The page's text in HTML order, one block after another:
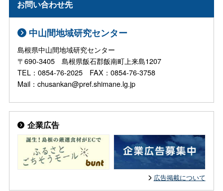
お問い合わせ先
中山間地域研究センター
島根県中山間地域研究センター
〒690-3405 島根県飯石郡飯南町上来島1207
TEL：0854-76-2025 FAX：0854-76-3758
Mail：chusankan@pref.shimane.lg.jp
企業広告
広告掲載について